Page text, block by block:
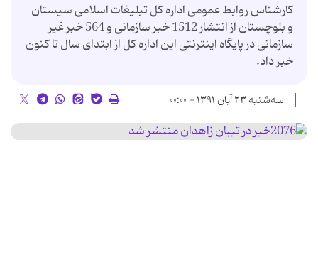
کارشناس روابط عمومی اداره کل تبلیغات اسلامی سیستان
و بلوچستان از انتشار 1512 خبر سازمانی و 564 خبر غیر
سازمانی در پایگاه اینترنتی این اداره کل از ابتدای سال تا کنون
خبر داد.
سه‌شنبه ۲۳ آبان ۱۳۹۱ - ۰۰:۰۰